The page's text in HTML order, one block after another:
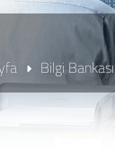
Bilgi Bankası